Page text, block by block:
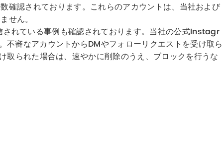
確認されております。これらのアカウントは、当社および
せん。
れている事例も確認されております。当社の公式Instagr
審なアカウントからDMやフォローリクエストを受け取ら
られた場合は、速やかに削除のうえ、ブロックを行うな